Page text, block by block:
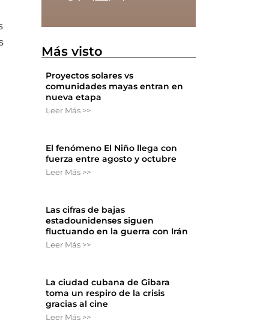
Más visto
Proyectos solares vs
comunidades mayas entran en
nueva etapa
Leer Más >>
El fenómeno El Niño llega con
fuerza entre agosto y octubre
Leer Más >>
Las cifras de bajas
estadounidenses siguen
fluctuando en la guerra con Irán
Leer Más >>
La ciudad cubana de Gibara
toma un respiro de la crisis
gracias al cine
Leer Más >>